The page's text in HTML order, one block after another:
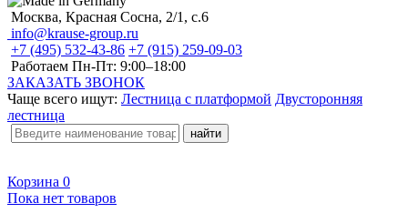
Москва, Красная Сосна, 2/1, с.6
info@krause-group.ru
+7 (495) 532-43-86 +7 (915) 259-09-03
Работаем Пн-Пт: 9:00–18:00
ЗАКАЗАТЬ ЗВОНОК
Чаще всего ищут: Лестница с платформой Двусторонняя
лестница
Корзина 0
Пока нет товаров